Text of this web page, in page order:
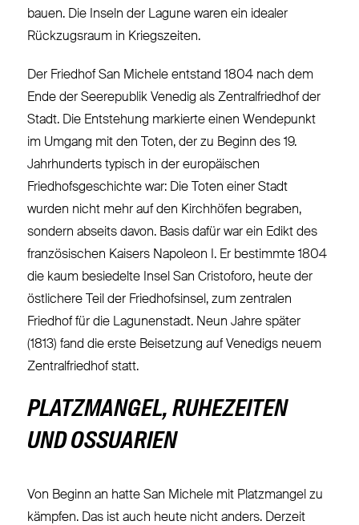
bauen. Die Inseln der Lagune waren ein idealer
Rückzugsraum in Kriegszeiten.
Der Friedhof San Michele entstand 1804 nach dem
Ende der Seerepublik Venedig als Zentralfriedhof der
Stadt. Die Entstehung markierte einen Wendepunkt
im Umgang mit den Toten, der zu Beginn des 19.
Jahrhunderts typisch in der europäischen
Friedhofsgeschichte war: Die Toten einer Stadt
wurden nicht mehr auf den Kirchhöfen begraben,
sondern abseits davon. Basis dafür war ein Edikt des
französischen Kaisers Napoleon I. Er bestimmte 1804
die kaum besiedelte Insel San Cristoforo, heute der
östlichere Teil der Friedhofsinsel, zum zentralen
Friedhof für die Lagunenstadt. Neun Jahre später
(1813) fand die erste Beisetzung auf Venedigs neuem
Zentralfriedhof statt.
PLATZMANGEL, RUHEZEITEN
UND OSSUARIEN
Von Beginn an hatte San Michele mit Platzmangel zu
kämpfen. Das ist auch heute nicht anders. Derzeit